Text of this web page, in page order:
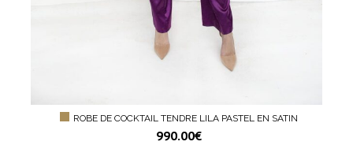
ROBE DE COCKTAIL TENDRE LILA PASTEL EN SATIN
990.00€